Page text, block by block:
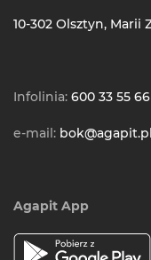
10-302 Olsztyn,
Infolinia: 600 33 55 66
e-mail: bok@agapit.pl
Agapit App